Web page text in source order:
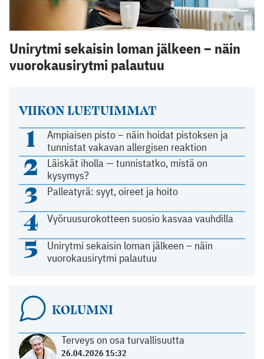
VIIKON LUETUIMMAT
1
Ampiaisen pisto – näin hoidat pistoksen ja
tunnistat vakavan allergisen reaktion
2
Läiskät iholla — tunnistatko, mistä on
kysymys?
3 Palleatyrä: syyt, oireet ja hoito
4 Vyöruusurokotteen suosio kasvaa vauhdilla
5
Unirytmi sekaisin loman jälkeen – näin
vuorokausirytmi palautuu
KOLUMNI
Terveys on osa turvallisuutta
26.04.2026 15:32
Unirytmi sekaisin loman jälkeen – näin
vuorokausirytmi palautuu